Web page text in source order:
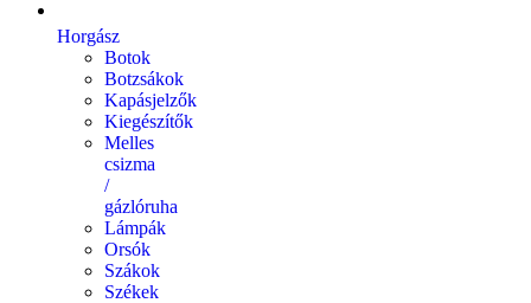
Horgász
Botok
Botzsákok
Kapásjelzők
Kiegészítők
Melles
csizma
/
gázlóruha
Lámpák
Orsók
Szákok
Székek